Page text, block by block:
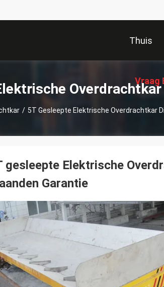
Thuis
Vraag
/ 5T Gesleepte Elektrische Overdrachtkar
gesleepte Elektrische
Garantie